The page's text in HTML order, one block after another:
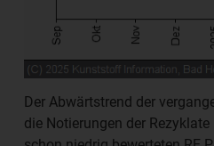
Der Abwärtstrend der
die Notierungen der